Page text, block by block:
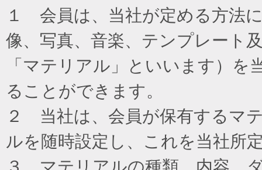
１ 会員は、当社が定める方法
像、写真、音楽、テンプレート
「マテリアル」といいます）
ることができます。
２ 当社は、会員が保有するマ
ルを随時設定し、これを当社所